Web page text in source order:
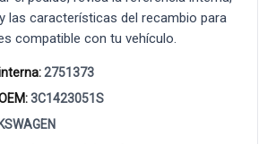
las características del recambio para
compatible con tu vehículo.
2751373
3C1423051S